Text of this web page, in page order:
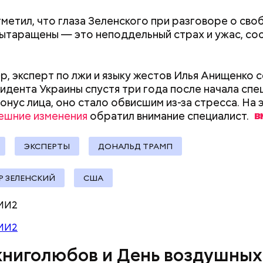
что глаза Зеленского при разговоре о
— это неподдельный страх и ужас,
эксперт по лжи и языку жестов Илья Анищенко
Украины спустя три года после начала
лица, оно стало обвисшим из-за стресса. На
изменения обратил внимание специалист.
ЭКСПЕРТЫ ДОНАЛЬД ТРАМП
ЗЕЛЕНСКИЙ США
и День воздушных
поцелуев
день бесконечности придумал
Пьер Ади Феньо в 1987 году. Так как цифра
тематические лекции по математике и
этой ягоды со сливками. В этот праздник люди
со сливками, но и другие десерты на основе
Их можно купить в магазине или сделать
вместе со своими родными и близкими.
Как узнать, снесут ли дом по
искать информацию и сроки